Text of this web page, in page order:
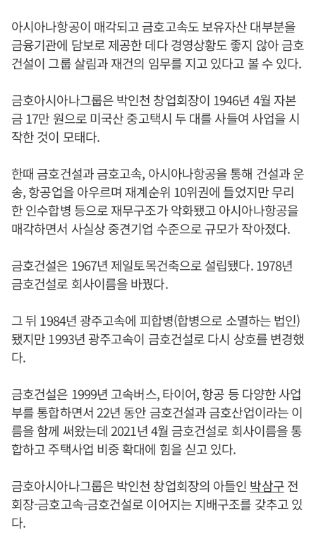
아시아나항공이 매각되고 금호고속도 보유자산 대부분을
금융기관에 담보로 제공한 데다 경영상황도 좋지 않아 금호
건설이 그룹 살림과 재건의 임무를 지고 있다고 볼 수 있다.
금호아시아나그룹은 박인천 창업회장이 1946년 4월 자본
금 17만 원으로 미국산 중고택시 두 대를 사들여 사업을 시
작한 것이 모태다.
한때 금호건설과 금호고속, 아시아나항공을 통해 건설과 운
송, 항공업을 아우르며 재계순위 10위권에 들었지만 무리
한 인수합병 등으로 재무구조가 악화됐고 아시아나항공을
매각하면서 사실상 중견기업 수준으로 규모가 작아졌다.
금호건설은 1967년 제일토목건축으로 설립됐다. 1978년
금호건설로 회사이름을 바꿨다.
그 뒤 1984년 광주고속에 피합병(합병으로 소멸하는 법인)
됐지만 1993년 광주고속이 금호건설로 다시 상호를 변경했
다.
금호건설은 1999년 고속버스, 타이어, 항공 등 다양한 사업
부를 통합하면서 22년 동안 금호건설과 금호산업이라는 이
름을 함께 써왔는데 2021년 4월 금호건설로 회사이름을 통
합하고 주택사업 비중 확대에 힘을 싣고 있다.
금호아시아나그룹은 박인천 창업회장의 아들인 박삼구전
회장-금호고속-금호건설로 이어지는 지배구조를 갖추고 있
다.